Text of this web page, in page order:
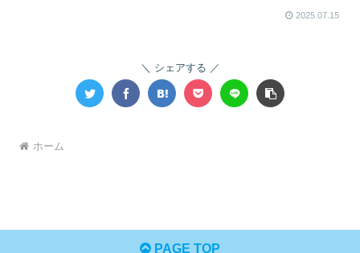
2025.07.15
シェアする
ホーム
PAGE TOP